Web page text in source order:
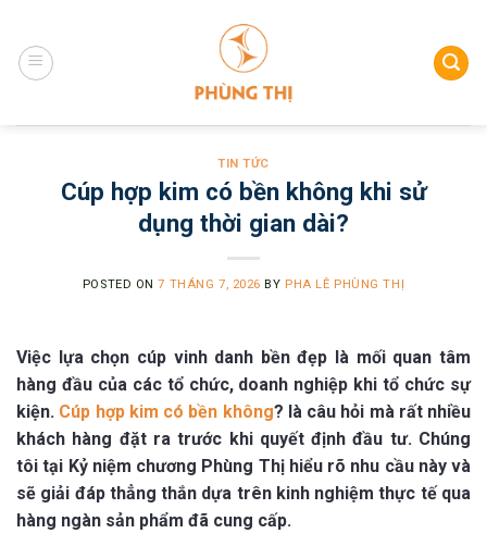
content
TIN TỨC
Cúp hợp kim có bền không khi sử
dụng thời gian dài?
POSTED ON7 THÁNG 7, 2026 BY PHA LÊ PHÙNG THỊ
Việc lựa chọn cúp vinh danh bền đẹp là mối quan tâm
hàng đầu của các tổ chức, doanh nghiệp khi tổ chức sự
kiện. Cúp hợp kim có bền không? là câu hỏi mà rất nhiều
khách hàng đặt ra trước khi quyết định đầu tư. Chúng
tôi tại Kỷ niệm chương Phùng Thị hiểu rõ nhu cầu này và
sẽ giải đáp thẳng thắn dựa trên kinh nghiệm thực tế qua
hàng ngàn sản phẩm đã cung cấp.